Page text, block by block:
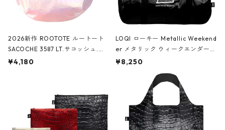
2026新作 ROOTOTE ルートート
SACOCHE 3587 LT.サコッシュ.ル
ミエ-B ショルダーバッグ グロスピ
¥4,180
LOQI ローキー Metallic Weekend
er メタリック ウィークエンダー
ボストンバッグ ショルダーバッグ
Black ジャン=ミッシェル・バスキ
ア/クラウン ブラック
¥8,250